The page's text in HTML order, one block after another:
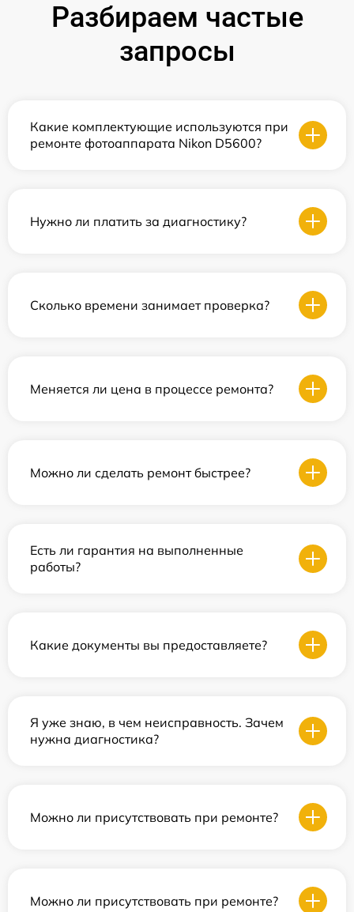
Разбираем частые
запросы
Какие комплектующие используются при
ремонте фотоаппарата Nikon D5600?
Нужно ли платить за диагностику?
Сколько времени занимает проверка?
Меняется ли цена в процессе ремонта?
Можно ли сделать ремонт быстрее?
Есть ли гарантия на выполненные
работы?
Какие документы вы предоставляете?
Я уже знаю, в чем неисправность. Зачем
нужна диагностика?
Можно ли присутствовать при ремонте?
Можно ли присутствовать при ремонте?